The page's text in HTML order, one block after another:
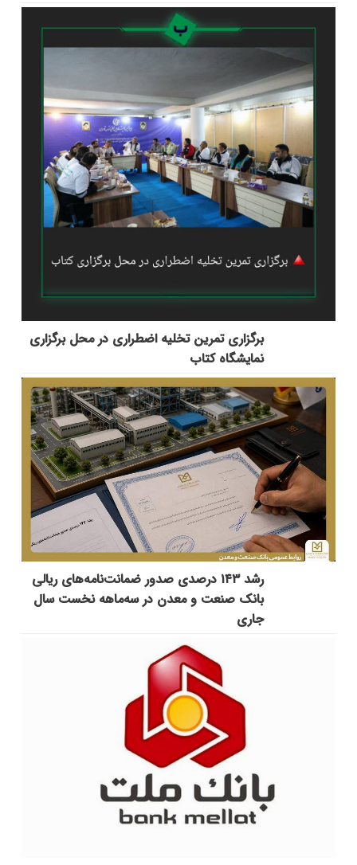
برگزاری تمرین تخلیه اضطراری در محل برگزاری
نمایشگاه کتاب
رشد ۱۴۳ درصدی صدور ضمانت‌نامه‌های ریالی
بانک صنعت و معدن در سه‌ماهه نخست سال
جاری